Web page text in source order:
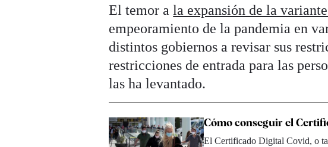
El temor ala expansión de la
empeoramiento de la pandemia en
distintos gobiernos a revisar sus
restricciones de entrada para las
las ha levantado.
Cómo conseguir el
El Certificado Digital Covid, o